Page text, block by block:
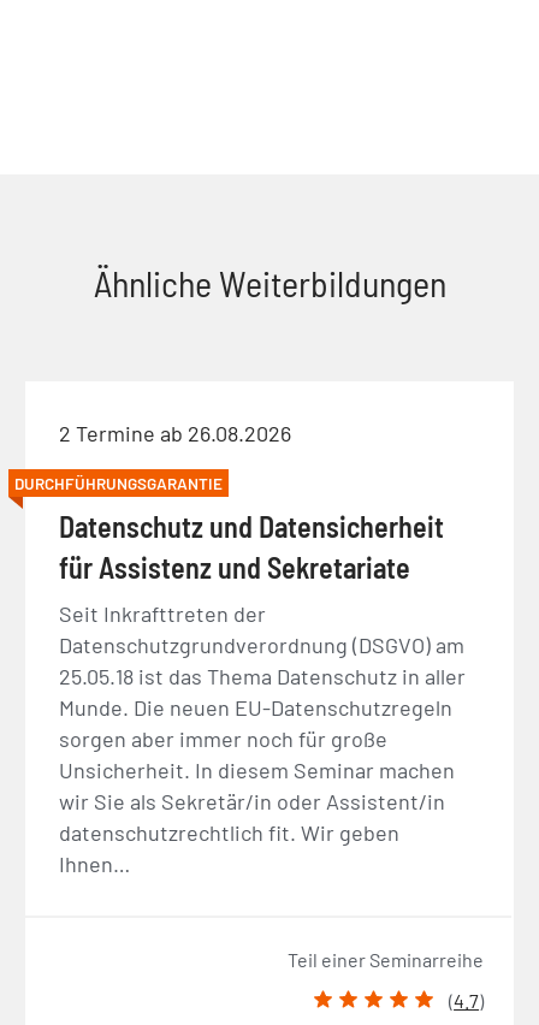
Ähnliche Weiterbildungen
2 Termine ab 26.08.2026
DURCHFÜHRUNGSGARANTIE
Datenschutz und Datensicherheit
für Assistenz und Sekretariate
Seit Inkrafttreten der
Datenschutzgrundverordnung (DSGVO) am
25.05.18 ist das Thema Datenschutz in aller
Munde. Die neuen EU-Datenschutzregeln
sorgen aber immer noch für große
Unsicherheit. In diesem Seminar machen
wir Sie als Sekretär/in oder Assistent/in
datenschutzrechtlich fit. Wir geben
Ihnen…
Teil einer Seminarreihe
(4.7)